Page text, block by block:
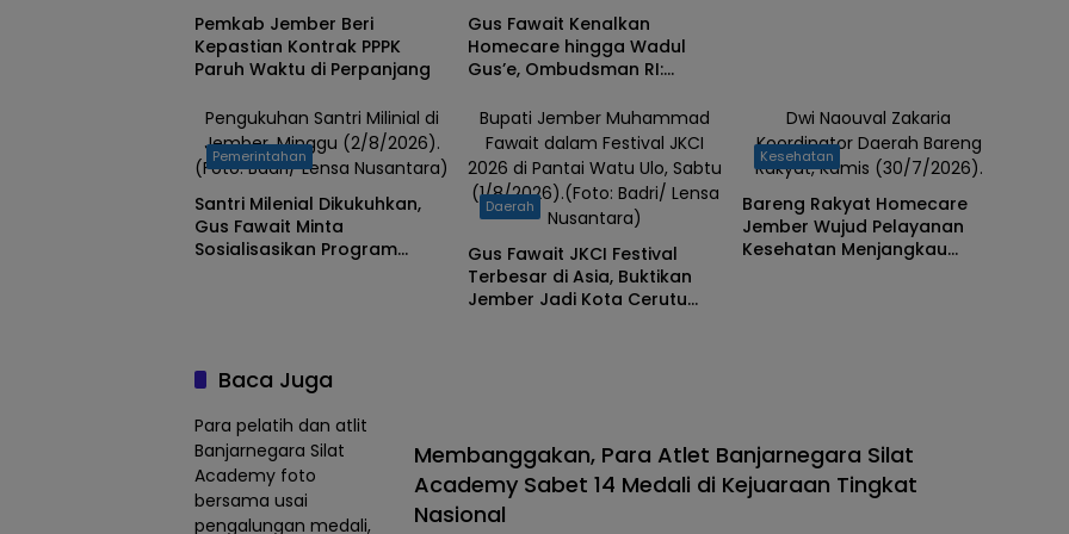
Pemkab Jember Beri
Kepastian Kontrak PPPK
Paruh Waktu di Perpanjang
Gus Fawait Kenalkan
Homecare hingga Wadul
Gus’e, Ombudsman RI:
Layanan Kualitas
Pengukuhan Santri Milinial di
Jember, Minggu (2/8/2026).
(Foto: Badri/ Lensa Nusantara)
Pemerintahan
Santri Milenial Dikukuhkan,
Gus Fawait Minta
Sosialisasikan Program
Bupati Jember Muhammad
Fawait dalam Festival JKCI
2026 di Pantai Watu Ulo, Sabtu
(1/8/2026).(Foto: Badri/ Lensa
Nusantara)
Daerah
Gus Fawait JKCI Festival
Terbesar di Asia, Buktikan
Jember Jadi Kota Cerutu
Dwi Naouval Zakaria
Koordinator Daerah Bareng
Rakyat, Kamis (30/7/2026).
Kesehatan
Bareng Rakyat Homecare
Jember Wujud Pelayanan
Kesehatan Menjangkau
Baca Juga
Para pelatih dan atlit
Banjarnegara Silat
Academy foto
bersama usai
pengalungan medali,
Membanggakan, Para Atlet Banjarnegara Silat
Academy Sabet 14 Medali di Kejuaraan Tingkat
Nasional